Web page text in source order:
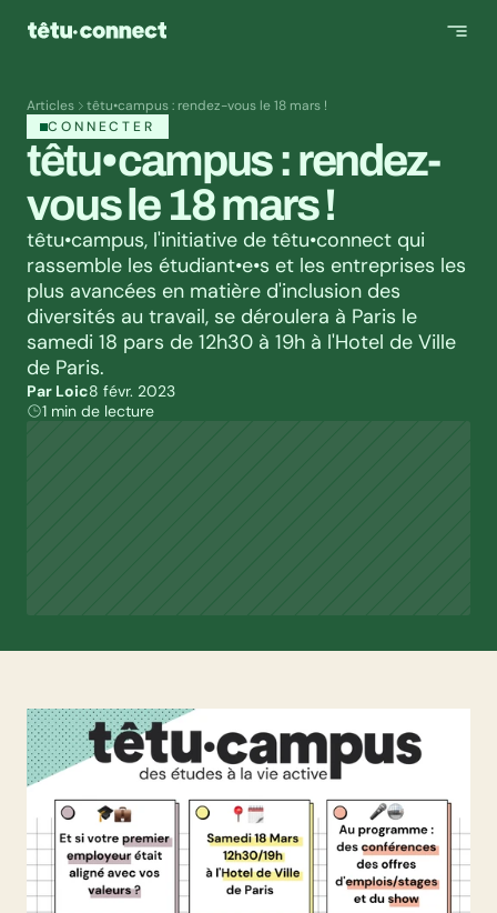
Articles
têtu•campus : rendez-vous le 18 mars !
CONNECTER
têtu•campus : rendez-
vous le 18 mars !
têtu•campus, l'initiative de têtu•connect qui
rassemble les étudiant•e•s et les entreprises les
plus avancées en matière d'inclusion des
diversités au travail, se déroulera à Paris le
samedi 18 pars de 12h30 à 19h à l'Hotel de Ville
de Paris.
Par Loic8 févr. 2023
1 min de lecture